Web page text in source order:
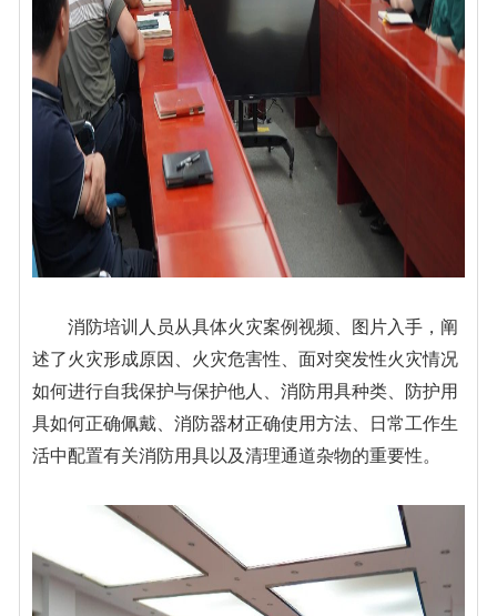
消防培训人员从具体火灾案例视频、图片入手，阐
述了火灾形成原因、火灾危害性、面对突发性火灾情况
如何进行自我保护与保护他人、消防用具种类、防护用
具如何正确佩戴、消防器材正确使用方法、日常工作生
活中配置有关消防用具以及清理通道杂物的重要性。